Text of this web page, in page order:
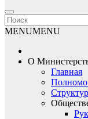
MENUMENU
О
Главная